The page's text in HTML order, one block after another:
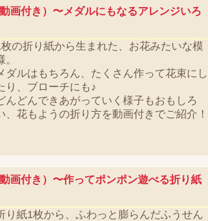
画付き）〜メダルにもなるアレンジいろ
の折り紙から生まれた、お花みたいな模
。
ダルはもちろん、たくさん作って花束にし
り、ブローチにも♪
んどんできあがっていく様子もおもしろ
、花もようの折り方を動画付きでご紹介！
画付き）〜作ってポンポン遊べる折り紙
り紙1枚から、ふわっと膨らんだふうせん